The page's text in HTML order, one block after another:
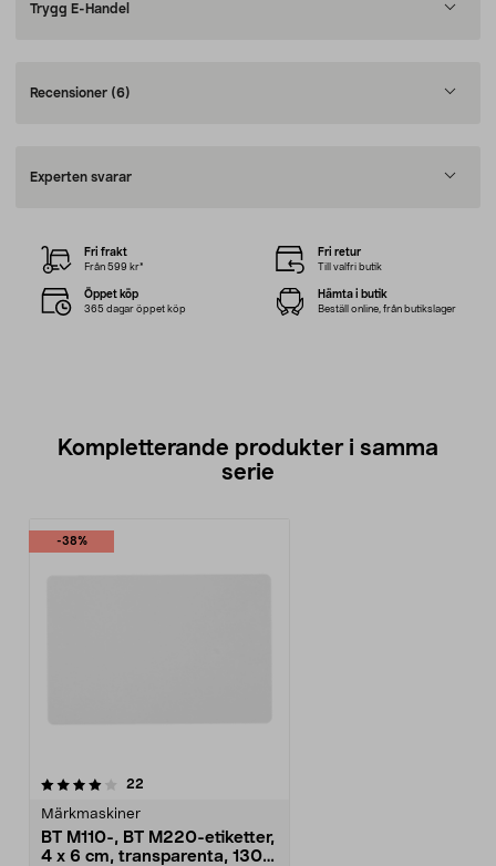
Trygg E-Handel
Recensioner (6)
Experten svarar
Fri frakt
Från 599 kr*
Fri retur
Till valfri butik
Öppet köp
365 dagar öppet köp
Hämta i butik
Beställ online, från butikslager
Kompletterande produkter i samma
serie
-38%
22
Märkmaskiner
BT M110-, BT M220-etiketter,
4 x 6 cm, transparenta, 130-